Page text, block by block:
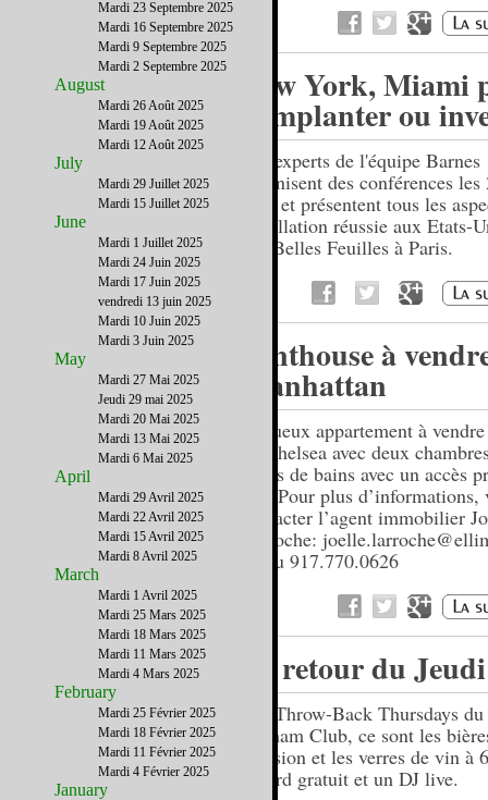
New York, Miami
s’implanter ou
Les experts de l'équipe Barnes
organisent des conférences
avril et présentent tous les
installation réussie aux Etats-
des Belles Feuilles à Paris.
Penthouse à
Manhattan
Luxueux appartement à
de Chelsea avec deux
salles de bains avec un accès
toit. Pour plus
contacter l’agent immobilier
Larroche:
ou au 917.770.0626
Le retour du Jeudi
Les Throw-Back Thursdays
Gotham Club, ce sont les
pression et les verres de vin à
billard gratuit et un DJ live.
Mardi 23 Septembre 2025
Mardi 16 Septembre 2025
Mardi 9 Septembre 2025
Mardi 2 Septembre 2025
August
Mardi 26 Août 2025
Mardi 19 Août 2025
Mardi 12 Août 2025
July
Mardi 29 Juillet 2025
Mardi 15 Juillet 2025
June
Mardi 1 Juillet 2025
Mardi 24 Juin 2025
Mardi 17 Juin 2025
vendredi 13 juin 2025
Mardi 10 Juin 2025
Mardi 3 Juin 2025
May
Mardi 27 Mai 2025
Jeudi 29 mai 2025
Mardi 20 Mai 2025
Mardi 13 Mai 2025
Mardi 6 Mai 2025
April
Mardi 29 Avril 2025
Mardi 22 Avril 2025
Mardi 15 Avril 2025
Mardi 8 Avril 2025
March
Mardi 1 Avril 2025
Mardi 25 Mars 2025
Mardi 18 Mars 2025
Mardi 11 Mars 2025
Mardi 4 Mars 2025
February
Mardi 25 Février 2025
Mardi 18 Février 2025
Mardi 11 Février 2025
Mardi 4 Février 2025
January